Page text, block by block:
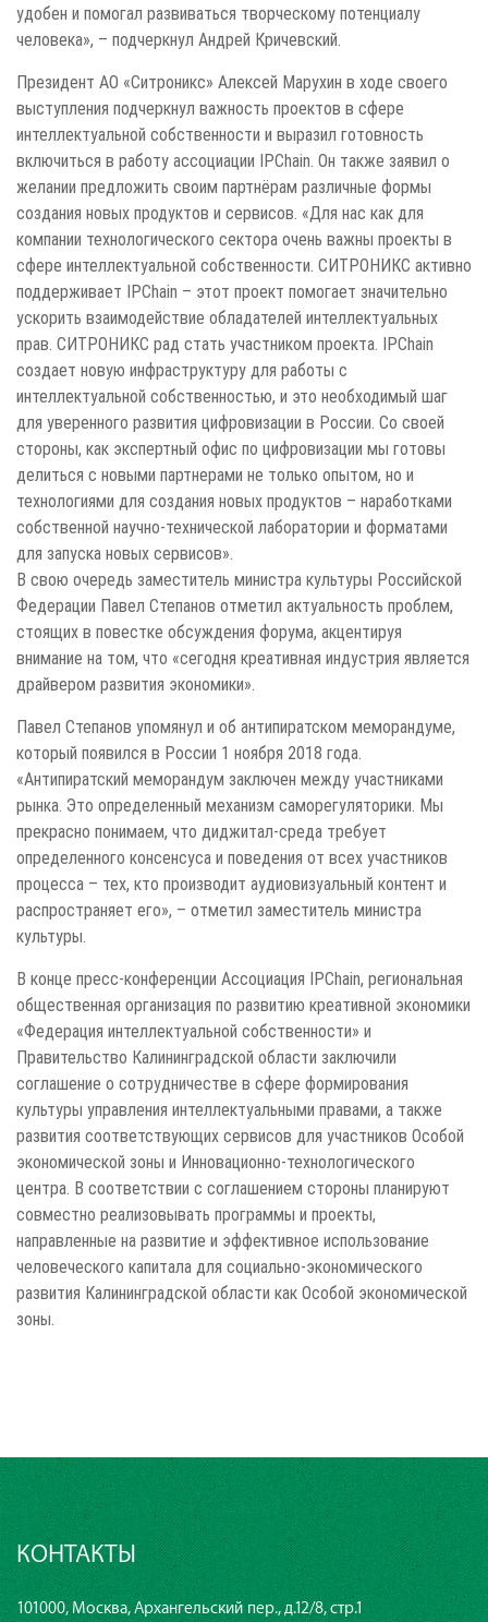
удобен и помогал развиваться творческому потенциалу
человека», – подчеркнул Андрей Кричевский.
Президент АО «Ситроникс» Алексей Марухин в ходе своего
выступления подчеркнул важность проектов в сфере
интеллектуальной собственности и выразил готовность
включиться в работу ассоциации IPChain. Он также заявил о
желании предложить своим партнёрам различные формы
создания новых продуктов и сервисов. «Для нас как для
компании технологического сектора очень важны проекты в
сфере интеллектуальной собственности. СИТРОНИКС активно
поддерживает IPChain – этот проект помогает значительно
ускорить взаимодействие обладателей интеллектуальных
прав. СИТРОНИКС рад стать участником проекта. IPChain
создает новую инфраструктуру для работы с
интеллектуальной собственностью, и это необходимый шаг
для уверенного развития цифровизации в России. Со своей
стороны, как экспертный офис по цифровизации мы готовы
делиться с новыми партнерами не только опытом, но и
технологиями для создания новых продуктов – наработками
собственной научно-технической лаборатории и форматами
для запуска новых сервисов».
В свою очередь заместитель министра культуры Российской
Федерации Павел Степанов отметил актуальность проблем,
стоящих в повестке обсуждения форума, акцентируя
внимание на том, что «сегодня креативная индустрия является
драйвером развития экономики».
Павел Степанов упомянул и об антипиратском меморандуме,
который появился в России 1 ноября 2018 года.
«Антипиратский меморандум заключен между участниками
рынка. Это определенный механизм саморегуляторики. Мы
прекрасно понимаем, что диджитал-среда требует
определенного консенсуса и поведения от всех участников
процесса – тех, кто производит аудиовизуальный контент и
распространяет его», – отметил заместитель министра
культуры.
В конце пресс-конференции Ассоциация IPChain, региональная
общественная организация по развитию креативной экономики
«Федерация интеллектуальной собственности» и
Правительство Калининградской области заключили
соглашение о сотрудничестве в сфере формирования
культуры управления интеллектуальными правами, а также
развития соответствующих сервисов для участников Особой
экономической зоны и Инновационно-технологического
центра. В соответствии с соглашением стороны планируют
совместно реализовывать программы и проекты,
направленные на развитие и эффективное использование
человеческого капитала для социально-экономического
развития Калининградской области как Особой экономической
зоны.
КОНТАКТЫ
101000, Москва, Архангельский пер., д.12/8, стр.1